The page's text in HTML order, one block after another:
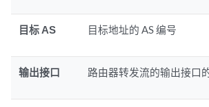
目标 AS 目标地址的 AS 编号
输出接口 路由器转发流的输出接口